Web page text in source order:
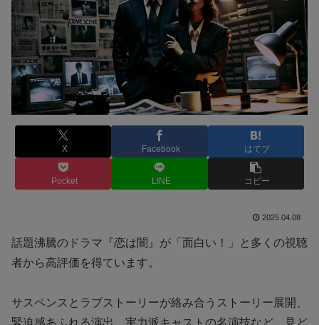
X Facebook はてブ
Pocket LINE コピー
2025.04.08
話題沸騰のドラマ『恋は闇』が「面白い！」と多くの視聴
者から高評価を得ています。
サスペンスとラブストーリーが絡み合うストーリー展開、